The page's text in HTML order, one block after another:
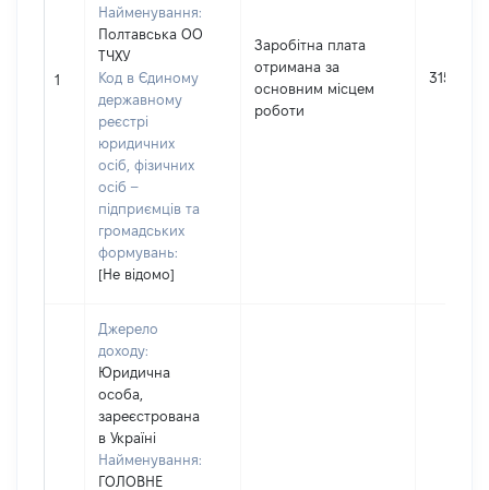
1
Найменування:
Полтавська ОО
ТЧХУ
Код в Єдиному
державному
реєстрі
юридичних
осіб, фізичних
осіб –
підприємців та
громадських
формувань:
[Не відомо]
Заробітна плата
отримана за
основним місцем
роботи
31543
Джерело
доходу:
Юридична
особа,
зареєстрована
в Україні
Найменування:
ГОЛОВНЕ